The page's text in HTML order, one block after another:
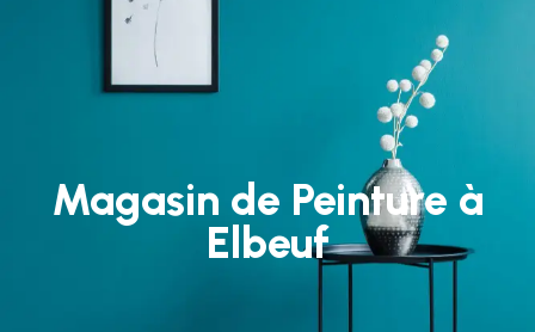
Magasin de Peinture à
Elbeuf